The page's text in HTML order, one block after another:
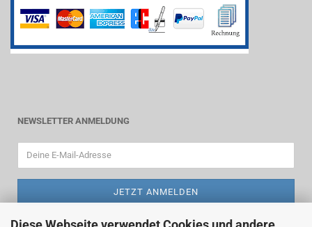
NEWSLETTER ANMELDUNG